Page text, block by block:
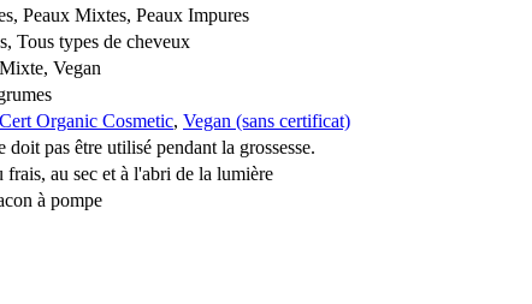
Peaux Mixtes, Peaux Impures
Tous types de cheveux
Vegan
Organic Cosmetic, Vegan (sans certificat)
doit pas être utilisé pendant la grossesse.
frais, au sec et à l'abri de la lumière
à pompe